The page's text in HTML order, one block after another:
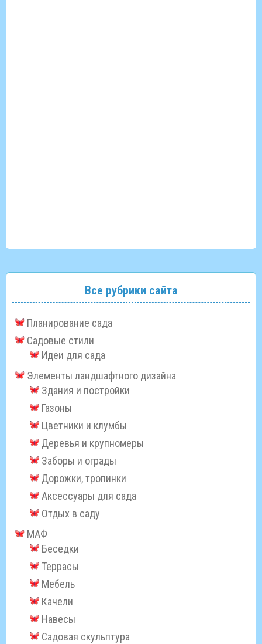
Все рубрики сайта
Планирование сада
Садовые стили
Идеи для сада
Элементы ландшафтного дизайна
Здания и постройки
Газоны
Цветники и клумбы
Деревья и крупномеры
Заборы и ограды
Дорожки, тропинки
Аксессуары для сада
Отдых в саду
МАФ
Беседки
Террасы
Мебель
Качели
Навесы
Садовая скульптура